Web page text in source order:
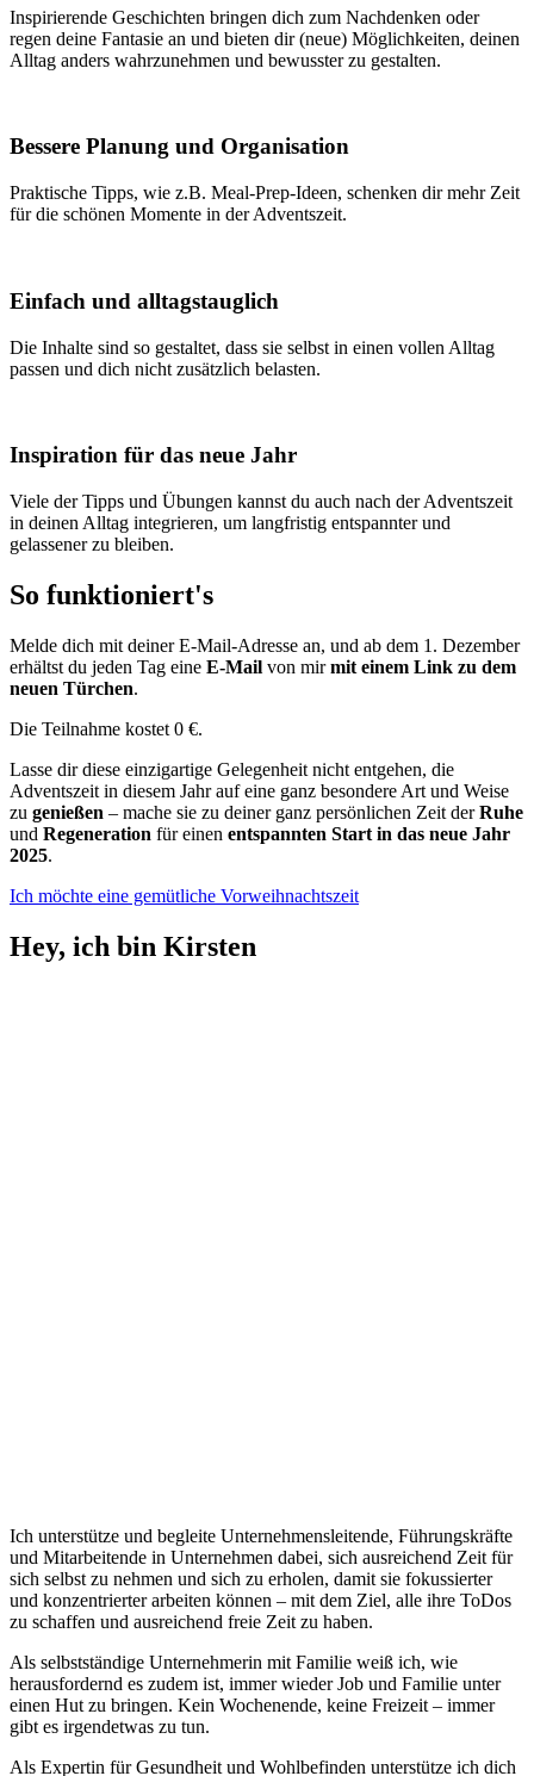
Inspirierende Geschichten bringen dich zum Nachdenken oder
regen deine Fantasie an und bieten dir (neue) Möglichkeiten, deinen
Alltag anders wahrzunehmen und bewusster zu gestalten.
Bessere Planung und Organisation
Praktische Tipps, wie z.B. Meal-Prep-Ideen, schenken dir mehr Zeit
für die schönen Momente in der Adventszeit.
Einfach und alltagstauglich
Die Inhalte sind so gestaltet, dass sie selbst in einen vollen Alltag
passen und dich nicht zusätzlich belasten.
Inspiration für das neue Jahr
Viele der Tipps und Übungen kannst du auch nach der Adventszeit
in deinen Alltag integrieren, um langfristig entspannter und
gelassener zu bleiben.
So funktioniert's
Melde dich mit deiner E-Mail-Adresse an, und ab dem 1. Dezember
erhältst du jeden Tag eine E-Mail von mirmit einem Link zu dem
neuen Türchen.
Die Teilnahme kostet 0 €.
Lasse dir diese einzigartige Gelegenheit nicht entgehen, die
Adventszeit in diesem Jahr auf eine ganz besondere Art und Weise
zu genießen – mache sie zu deiner ganz persönlichen Zeit derRuhe
und Regeneration für einen entspannten Start in das neue Jahr
2025.
Ich möchte eine gemütliche Vorweihnachtszeit
Hey, ich bin Kirsten
Ich unterstütze und begleite Unternehmensleitende, Führungskräfte
und Mitarbeitende in Unternehmen dabei, sich ausreichend Zeit für
sich selbst zu nehmen und sich zu erholen, damit sie fokussierter
und konzentrierter arbeiten können – mit dem Ziel, alle ihre ToDos
zu schaffen und ausreichend freie Zeit zu haben.
Als selbstständige Unternehmerin mit Familie weiß ich, wie
herausfordernd es zudem ist, immer wieder Job und Familie unter
einen Hut zu bringen. Kein Wochenende, keine Freizeit – immer
gibt es irgendetwas zu tun.
Als Expertin für Gesundheit und Wohlbefinden unterstütze ich dich